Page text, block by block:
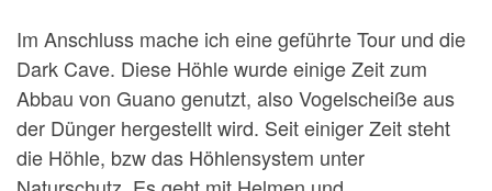
Im Anschluss mache ich eine geführte Tour und die
Dark Cave. Diese Höhle wurde einige Zeit zum
Abbau von Guano genutzt, also Vogelscheiße aus
der Dünger hergestellt wird. Seit einiger Zeit steht
die Höhle, bzw das Höhlensystem unter